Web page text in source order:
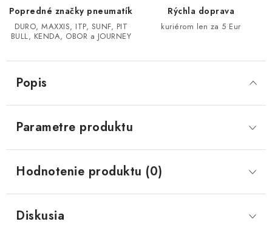
CF MOTO 800/850 GLADIATOR X8
CF MOTO CFORCE X850/X1000
TGB BLADE 600/1000 LT LTX
SEGWAY SNARLER AT6 AT5
Všeobecné obchodné podmienky
Popredné značky pneumatík
DURO, MAXXIS, ITP, SUNF, PIT
BULL, KENDA, OBOR a JOURNEY
Rýchla doprava
kuriérom len za 5 Eur
Popis
Parametre produktu
Hodnotenie produktu (0)
Diskusia